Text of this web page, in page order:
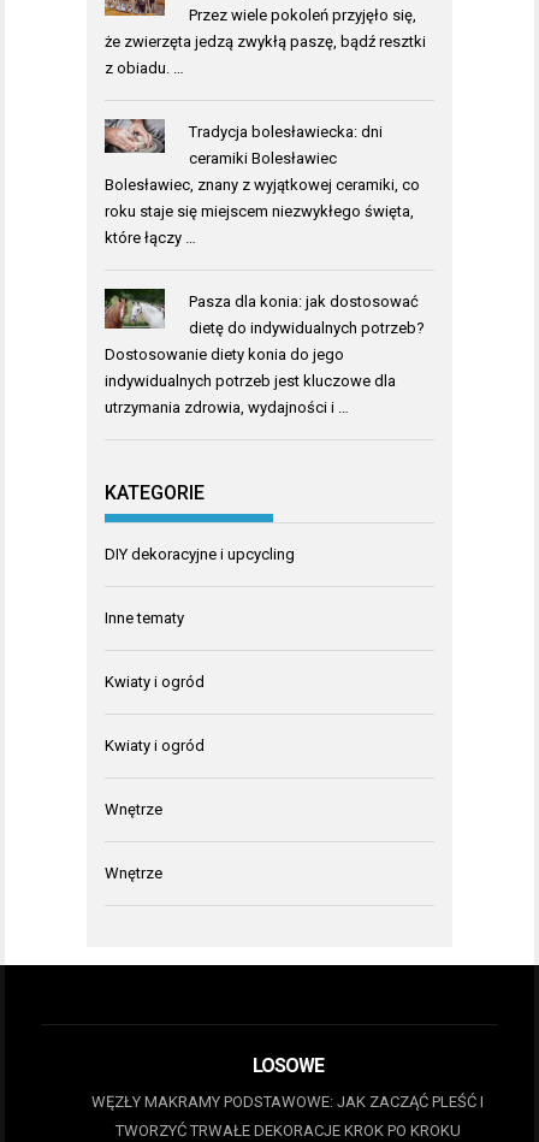
Przez wiele pokoleń przyjęło się,
że zwierzęta jedzą zwykłą paszę, bądź resztki
z obiadu. …
Tradycja bolesławiecka: dni
ceramiki Bolesławiec
Bolesławiec, znany z wyjątkowej ceramiki, co
roku staje się miejscem niezwykłego święta,
które łączy …
Pasza dla konia: jak dostosować
dietę do indywidualnych potrzeb?
Dostosowanie diety konia do jego
indywidualnych potrzeb jest kluczowe dla
utrzymania zdrowia, wydajności i …
KATEGORIE
DIY dekoracyjne i upcycling
Inne tematy
Kwiaty i ogród
Kwiaty i ogród
Wnętrze
Wnętrze
LOSOWE
WĘZŁY MAKRAMY PODSTAWOWE: JAK ZACZĄĆ PLEŚĆ I
TWORZYĆ TRWAŁE DEKORACJE KROK PO KROKU